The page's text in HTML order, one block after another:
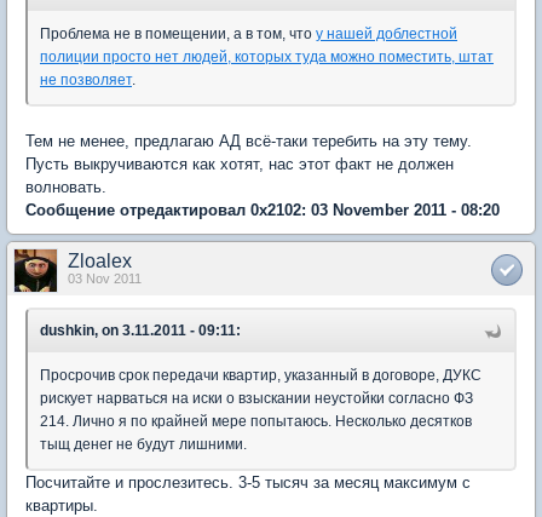
Проблема не в помещении, а в том, что у нашей доблестной
полиции просто нет людей, которых туда можно поместить, штат
не позволяет.
Тем не менее, предлагаю АД всё-таки теребить на эту тему.
Пусть выкручиваются как хотят, нас этот факт не должен
волновать.
Сообщение отредактировал 0x2102: 03 November 2011 - 08:20
Zloalex
03 Nov 2011
dushkin, on 3.11.2011 - 09:11:
Просрочив срок передачи квартир, указанный в договоре, ДУКС
рискует нарваться на иски о взыскании неустойки согласно ФЗ
214. Лично я по крайней мере попытаюсь. Несколько десятков
тыщ денег не будут лишними.
Посчитайте и прослезитесь. 3-5 тысяч за месяц максимум с
квартиры.